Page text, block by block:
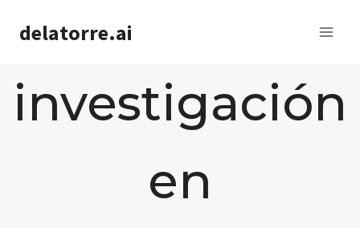
delatorre.ai
investigación
en